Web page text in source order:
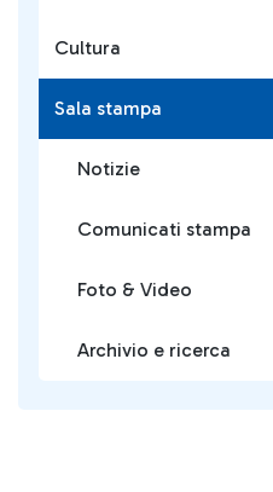
Cultura
Sala stampa
Notizie
Comunicati stampa
Foto & Video
Archivio e ricerca